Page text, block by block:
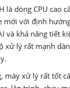
là dòng CPU cao
mới với định
và khả năng tiết
xử lý rất mạnh
máy xử lý rất tốt